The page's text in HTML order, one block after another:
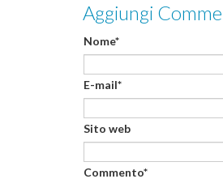
Aggiungi
Nome*
E-mail*
Sito web
Commento*